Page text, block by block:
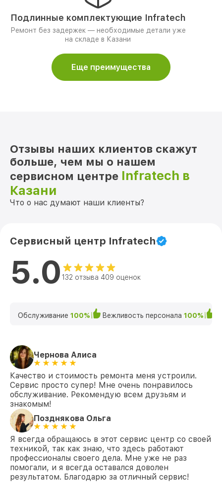
Подлинные комплектующие Infratech
Ремонт без задержек — необходимые детали уже
на складе в Казани
Еще преимущества
Отзывы наших клиентов скажут
больше, чем мы о нашем
сервисном центре Infratech в
Казани
Что о нас думают наши клиенты?
Сервисный центр Infratech
5.0 132 отзыва 409 оценок
Обслуживание 100% Вежливость персонала 100%
Чернова Алиса
Качество и стоимость ремонта меня устроили.
Сервис просто супер! Мне очень понравилось
обслуживание. Рекомендую всем друзьям и
знакомым!
Позднякова Ольга
Я всегда обращаюсь в этот сервис центр со своей
техникой, так как знаю, что здесь работают
профессионалы своего дела. Мне уже не раз
помогали, и я всегда оставался доволен
результатом. Благодарю за отличный сервис!